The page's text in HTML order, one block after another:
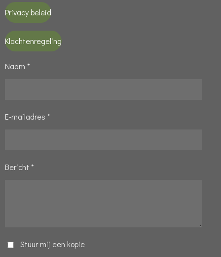
Privacy beleid
Klachtenregeling
Naam *
E-mailadres *
Bericht *
Stuur mij een kopie